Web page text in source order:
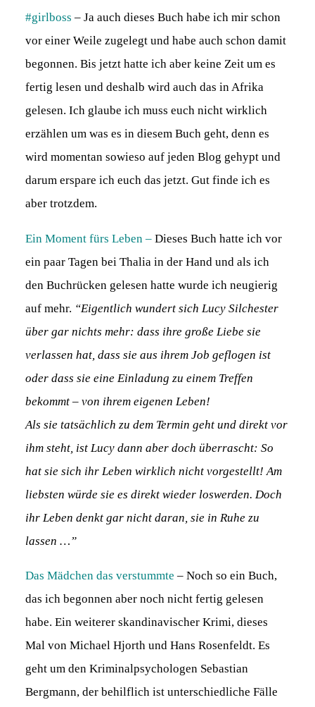
#girlboss – Ja auch dieses Buch habe ich mir schon
vor einer Weile zugelegt und habe auch schon damit
begonnen. Bis jetzt hatte ich aber keine Zeit um es
fertig lesen und deshalb wird auch das in Afrika
gelesen. Ich glaube ich muss euch nicht wirklich
erzählen um was es in diesem Buch geht, denn es
wird momentan sowieso auf jeden Blog gehypt und
darum erspare ich euch das jetzt. Gut finde ich es
aber trotzdem.
Ein Moment fürs Leben – Dieses Buch hatte ich vor
ein paar Tagen bei Thalia in der Hand und als ich
den Buchrücken gelesen hatte wurde ich neugierig
auf mehr. “Eigentlich wundert sich Lucy Silchester
über gar nichts mehr: dass ihre große Liebe sie
verlassen hat, dass sie aus ihrem Job geflogen ist
oder dass sie eine Einladung zu einem Treffen
bekommt – von ihrem eigenen Leben!
Als sie tatsächlich zu dem Termin geht und direkt vor
ihm steht, ist Lucy dann aber doch überrascht: So
hat sie sich ihr Leben wirklich nicht vorgestellt! Am
liebsten würde sie es direkt wieder loswerden. Doch
ihr Leben denkt gar nicht daran, sie in Ruhe zu
lassen …”
Das Mädchen das verstummte – Noch so ein Buch,
das ich begonnen aber noch nicht fertig gelesen
habe. Ein weiterer skandinavischer Krimi, dieses
Mal von Michael Hjorth und Hans Rosenfeldt. Es
geht um den Kriminalpsychologen Sebastian
Bergmann, der behilflich ist unterschiedliche Fälle